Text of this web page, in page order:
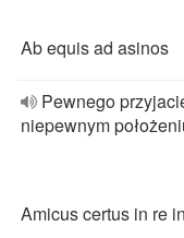
Ab equis ad asinos
Pewnego
niepewnym
Amicus certus in re